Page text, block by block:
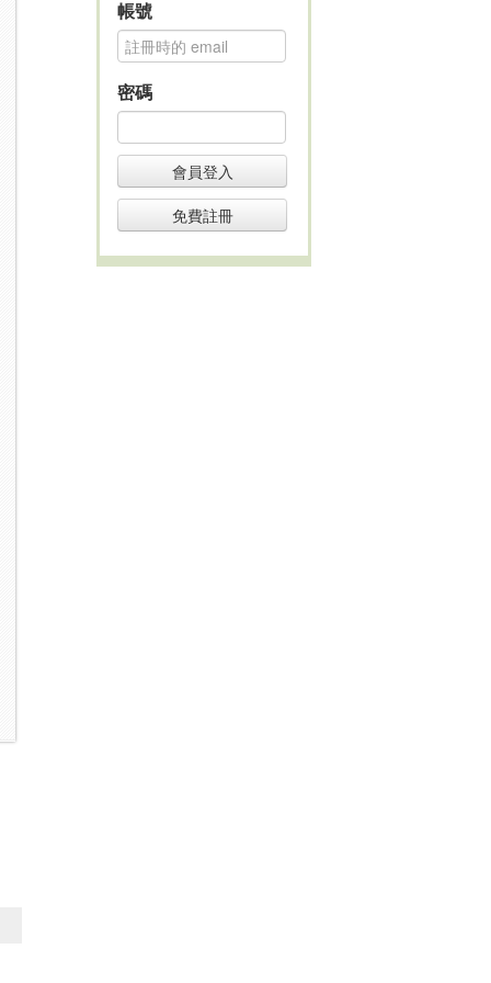
帳號
密碼
會員登入
免費註冊